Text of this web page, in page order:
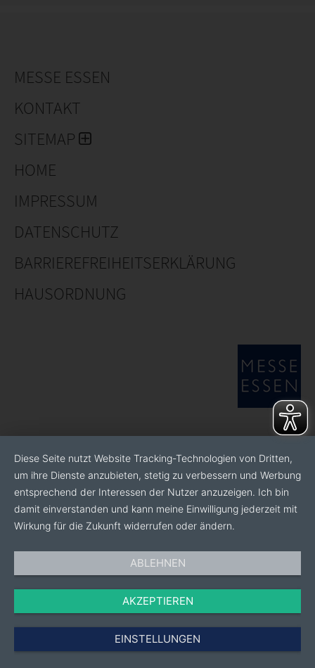
MESSE ESSEN
KONTAKT
SITEMAP
HOME
IMPRESSUM
DATENSCHUTZ
BARRIEREFREIHEITSERKLÄRUNG
HAUSORDNUNG
Diese Seite nutzt Website Tracking-Technologien von Dritten,
um ihre Dienste anzubieten, stetig zu verbessern und Werbung
entsprechend der Interessen der Nutzer anzuzeigen. Ich bin
damit einverstanden und kann meine Einwilligung jederzeit mit
Wirkung für die Zukunft widerrufen oder ändern.
ABLEHNEN
AKZEPTIEREN
EINSTELLUNGEN